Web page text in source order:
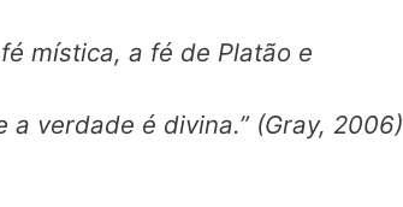
mística, a fé de Platão e
verdade é divina.” (Gray, 2006)